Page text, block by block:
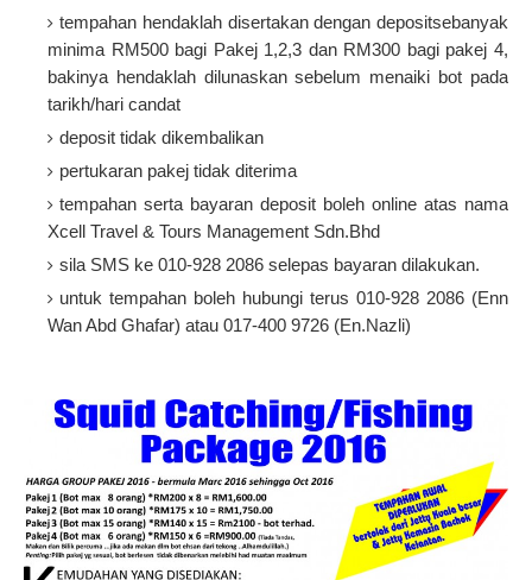
tempahan hendaklah disertakan dengan depositsebanyak
minima RM500 bagi Pakej 1,2,3 dan RM300 bagi pakej 4,
bakinya hendaklah dilunaskan sebelum menaiki bot pada
tarikh/hari candat
deposit tidak dikembalikan
pertukaran pakej tidak diterima
tempahan serta bayaran deposit boleh online atas nama
Xcell Travel & Tours Management Sdn.Bhd
sila SMS ke 010-928 2086 selepas bayaran dilakukan.
untuk tempahan boleh hubungi terus 010-928 2086 (Enn
Wan Abd Ghafar) atau 017-400 9726 (En.Nazli)